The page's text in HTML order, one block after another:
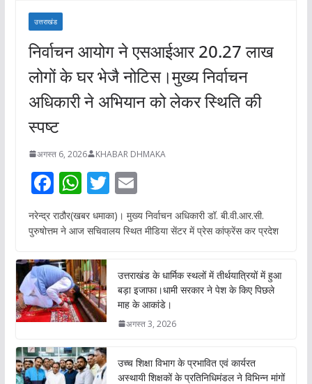
उत्तराखंड
निर्वाचन आयोग ने एसआईआर 20.27 लाख
लोगों के घर भेजै नोटिस।मुख्य निर्वाचन
अधिकारी ने अभियान को लेकर स्थिति की
स्पष्ट
अगस्त 6, 2026 KHABAR DHMAKA
F
ac
e
o
o
k
W
h
at
A
p
p
T
w
itt
E
m
ai
नरेन्द्र राठौर(खबर धमाका)। मुख्य निर्वाचन अधिकारी डॉ. बी.वी.आर.सी.
पुरुषोत्तम ने आज सचिवालय स्थित मीडिया सेंटर में प्रेस कांफ्रेंस कर प्रदेश
उत्तराखंड के धार्मिक स्थलों में तीर्थयात्रियों में हुआ
बड़ा इजाफा।धामी सरकार ने पेश के किए पिछले
माह के आकांडे।
अगस्त 3, 2026
उच्च शिक्षा विभाग के प्रभावित एवं कार्यरत
अस्थायी शिक्षकों के प्रतिनिधिमंडल ने विभिन्न मांगों